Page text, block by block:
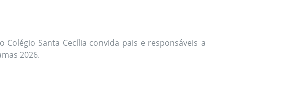
Santa Cecília convida pais e responsáveis a
2026.